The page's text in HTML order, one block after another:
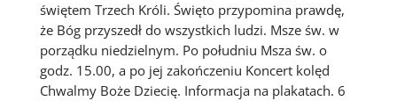
świętem Trzech Króli. Święto przypomina prawdę,
że Bóg przyszedł do wszystkich ludzi. Msze św. w
porządku niedzielnym. Po południu Msza św. o
godz. 15.00, a po jej zakończeniu Koncert kolęd
Chwalmy Boże Dziecię. Informacja na plakatach. 6